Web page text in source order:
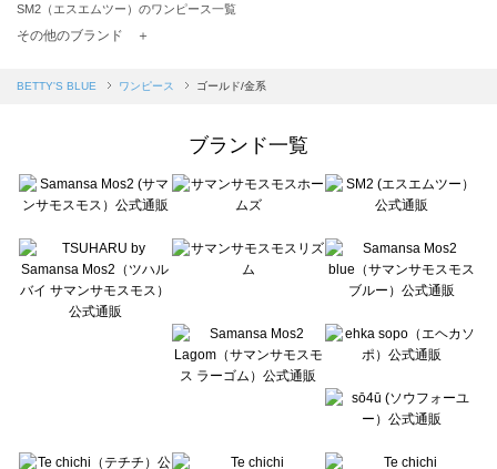
SM2（エスエムツー）のワンピース一覧
TSUHARU by Samansa Mos2（ツハルバイサマンサモスモス）のワンピース一覧
Samansa Mos2 blue（サマンサモスモス ブルー）のワンピース一覧
sō4ū（ソウフォーユー）のワンピース一覧
Te chichi（テチチ）のワンピース一覧
Te chichi CLASSIC（テチチ クラシック）のワンピース一覧
Lugnoncure（ルノンキュール）のワンピース一覧
BETTY'S BLUE（べティーズブルー）のワンピース一覧
Wpc.（ワールドパーティー）のワンピース一覧
その他のブランド ＋
BETTY'S BLUE ワンピース ゴールド/金系
ブランド一覧